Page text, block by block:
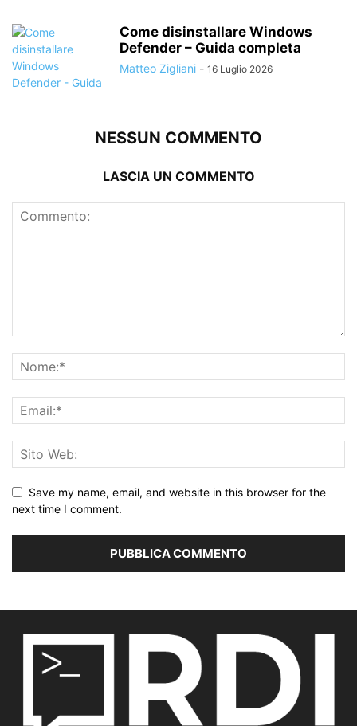
Come disinstallare Windows
Defender – Guida completa
Matteo Zigliani - 16 Luglio 2026
NESSUN COMMENTO
LASCIA UN COMMENTO
Save my name, email, and website in this browser for the
next time I comment.